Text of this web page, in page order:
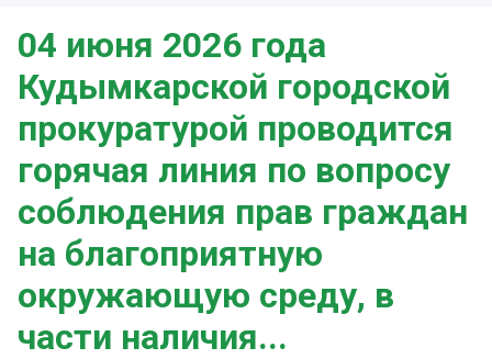
04 июня 2026 года
Кудымкарской городской
прокуратурой проводится
горячая линия по вопросу
соблюдения прав граждан
на благоприятную
окружающую среду, в
части наличия...